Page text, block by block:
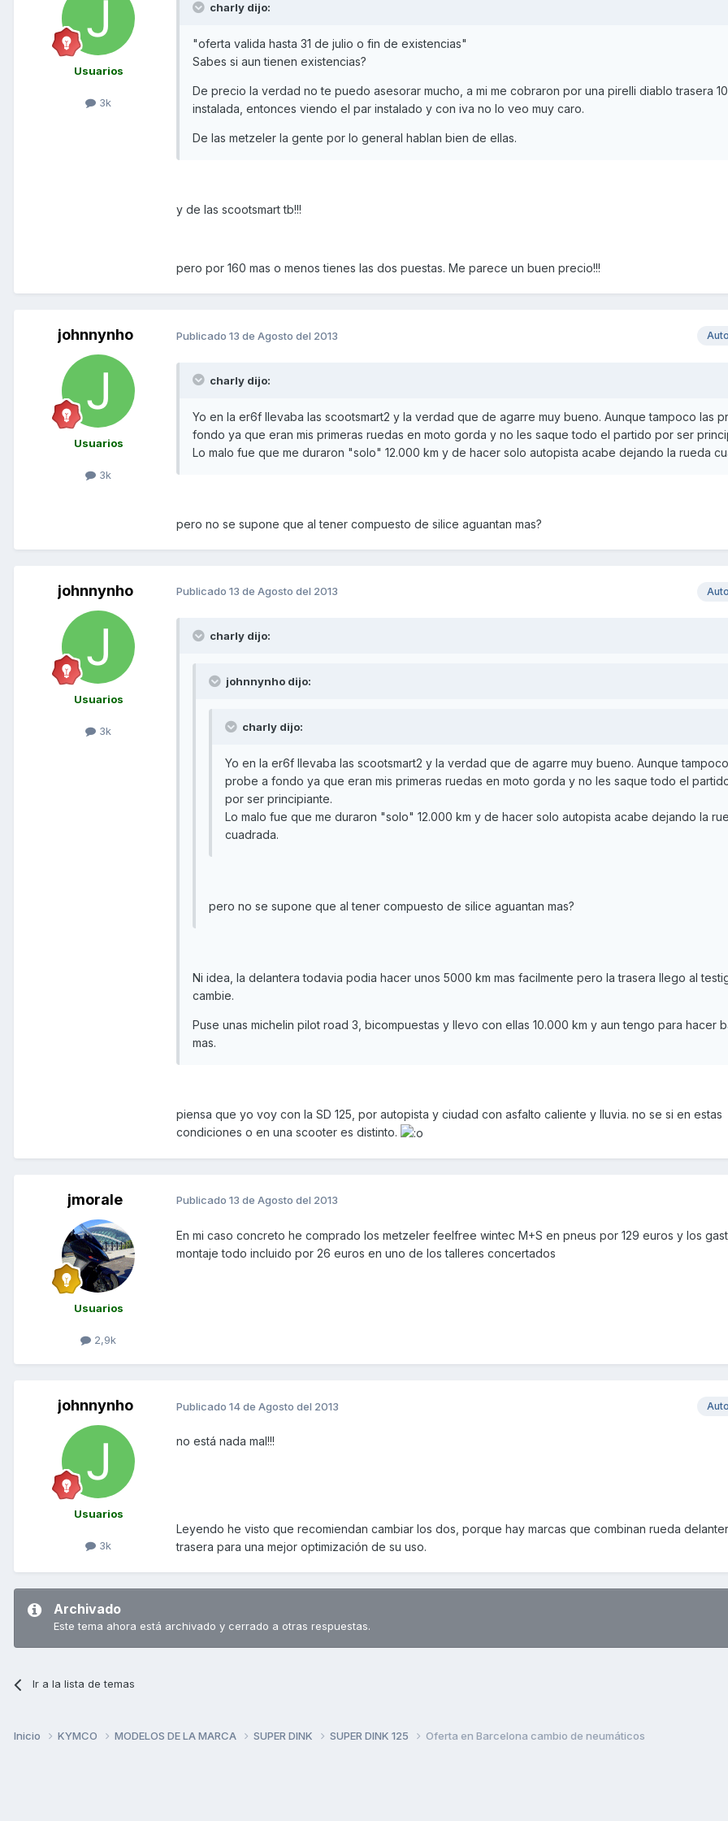
Usuarios
3k
charly dijo:
"oferta valida hasta 31 de julio o fin de existencias"
Sabes si aun tienen existencias?
De precio la verdad no te puedo asesorar mucho, a mi me cobraron por una pirelli diablo trasera
instalada, entonces viendo el par instalado y con iva no lo veo muy caro.
De las metzeler la gente por lo general hablan bien de ellas.
y de las scootsmart tb!!!
pero por 160 mas o menos tienes las dos puestas. Me parece un buen precio!!!
johnnynho
Usuarios
3k
Publicado 13 de Agosto del 2013
charly dijo:
Yo en la er6f llevaba las scootsmart2 y la verdad que de agarre muy bueno. Aunque tampoco las
fondo ya que eran mis primeras ruedas en moto gorda y no les saque todo el partido por ser
Lo malo fue que me duraron "solo" 12.000 km y de hacer solo autopista acabe dejando la rueda
pero no se supone que al tener compuesto de silice aguantan mas?
johnnynho
Usuarios
3k
Publicado 13 de Agosto del 2013
charly dijo:
johnnynho dijo:
charly dijo:
Yo en la er6f llevaba las scootsmart2 y la verdad que de agarre muy bueno. Aunque
probe a fondo ya que eran mis primeras ruedas en moto gorda y no les saque todo el
por ser principiante.
Lo malo fue que me duraron "solo" 12.000 km y de hacer solo autopista acabe dejando la
cuadrada.
pero no se supone que al tener compuesto de silice aguantan mas?
Ni idea, la delantera todavia podia hacer unos 5000 km mas facilmente pero la trasera llego al
cambie.
Puse unas michelin pilot road 3, bicompuestas y llevo con ellas 10.000 km y aun tengo para hacer
mas.
piensa que yo voy con la SD 125, por autopista y ciudad con asfalto caliente y lluvia. no se si en estas
condiciones o en una scooter es distinto.
jmorale
Usuarios
2,9k
Publicado 13 de Agosto del 2013
En mi caso concreto he comprado los metzeler feelfree wintec M+S en pneus por 129 euros y los
montaje todo incluido por 26 euros en uno de los talleres concertados
johnnynho
Usuarios
3k
Publicado 14 de Agosto del 2013
no está nada mal!!!
Leyendo he visto que recomiendan cambiar los dos, porque hay marcas que combinan rueda
trasera para una mejor optimización de su uso.
Archivado
Este tema ahora está archivado y cerrado a otras respuestas.
Ir a la lista de temas
Inicio KYMCO MODELOS DE LA MARCA SUPER DINK SUPER DINK 125 Oferta en Barcelona cambio de neumáticos